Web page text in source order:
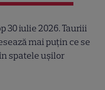
30 iulie 2026. Tauriii
mai puțin ce se
spatele ușilor